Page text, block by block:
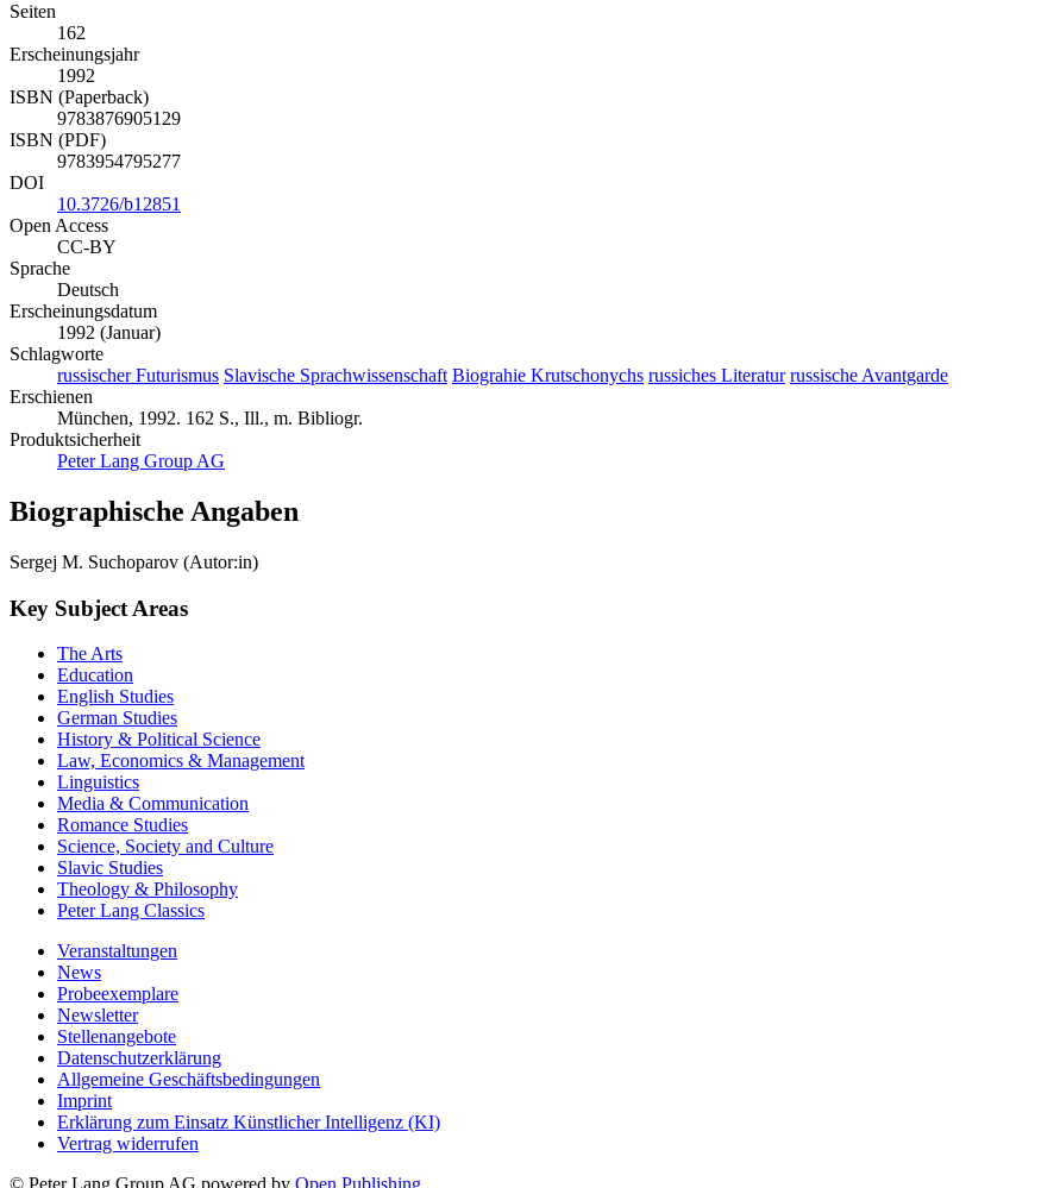
Seiten
162
Erscheinungsjahr
1992
ISBN (Paperback)
9783876905129
ISBN (PDF)
9783954795277
DOI
10.3726/b12851
Open Access
CC-BY
Sprache
Deutsch
Erscheinungsdatum
1992 (Januar)
Schlagworte
russischer Futurismus Slavische Sprachwissenschaft Biograhie Krutschonychs russiches Literatur russische Avantgarde
Erschienen
München, 1992. 162 S., Ill., m. Bibliogr.
Produktsicherheit
Peter Lang Group AG
Biographische Angaben
Sergej M. Suchoparov (Autor:in)
Key Subject Areas
The Arts
Education
English Studies
German Studies
History & Political Science
Law, Economics & Management
Linguistics
Media & Communication
Romance Studies
Science, Society and Culture
Slavic Studies
Theology & Philosophy
Peter Lang Classics
Veranstaltungen
News
Probeexemplare
Newsletter
Stellenangebote
Datenschutzerklärung
Allgemeine Geschäftsbedingungen
Imprint
Erklärung zum Einsatz Künstlicher Intelligenz (KI)
Vertrag widerrufen